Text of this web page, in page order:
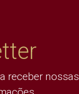
receber nossas